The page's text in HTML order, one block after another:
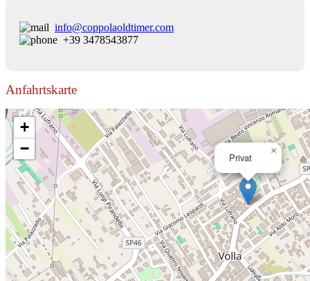
info@coppolaoldtimer.com
+39 3478543877
Anfahrtskarte
Privat
×
+
−